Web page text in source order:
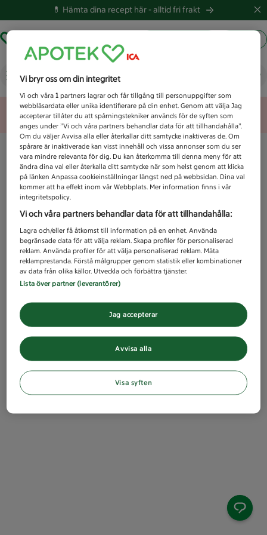
💊 Hämta dina recept här -alltid fri frakt
Vad letar du efter idag?
Unknown error
Vi bryr oss om din integritet
Vi och våra1 partners lagrar och får tillgång till personuppgifter som
webbläsardata eller unika identifierare på din enhet. Genom att välja Jag
accepterar tillåter du att spårningstekniker används för de syften som
anges under ”Vi och våra partners behandlar data för att tillhandahålla”.
Om du väljer Avvisa alla eller återkallar ditt samtycke inaktiveras de. Om
spårare är inaktiverade kan visst innehåll och vissa annonser som du ser
vara mindre relevanta för dig. Du kan återkomma till denna meny för att
ändra dina val eller återkalla ditt samtycke när som helst genom att klicka
på länken Anpassa cookieinställningar längst ned på webbsidan. Dina val
kommer att ha effekt inom vår Webbplats. Mer information finns i vår
integritetspolicy.
Vi och våra partners behandlar data för att tillhandahålla:
Lagra och/eller få åtkomst till information på en enhet. Använda
begränsade data för att välja reklam. Skapa profiler för personaliserad
reklam. Använda profiler för att välja personaliserad reklam. Mäta
reklamprestanda. Förstå målgrupper genom statistik eller kombinationer
av data från olika källor. Utveckla och förbättra tjänster.
Lista över partner (leverantörer)
Avvisa alla
Jag accepterar
Visa syften